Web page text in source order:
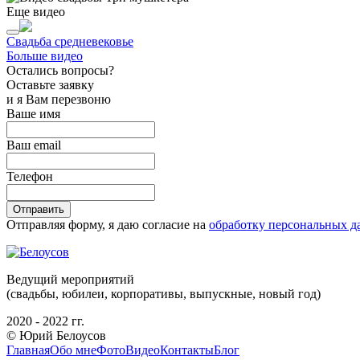
Еще видео
Свадьба средневековье
Больше видео
Остались вопросы?
Оставьте заявку
и я Вам перезвоню
Ваше имя
Ваш email
Телефон
Отправить
Отправляя форму, я даю согласие на обработку персональных
Ведущий мероприятий
(свадьбы, юбилеи, корпоративы, выпускные, новый год)
2020 - 2022 гг.
© Юрий Белоусов
ГлавнаяОбо мнеФотоВидеоКонтактыБлог